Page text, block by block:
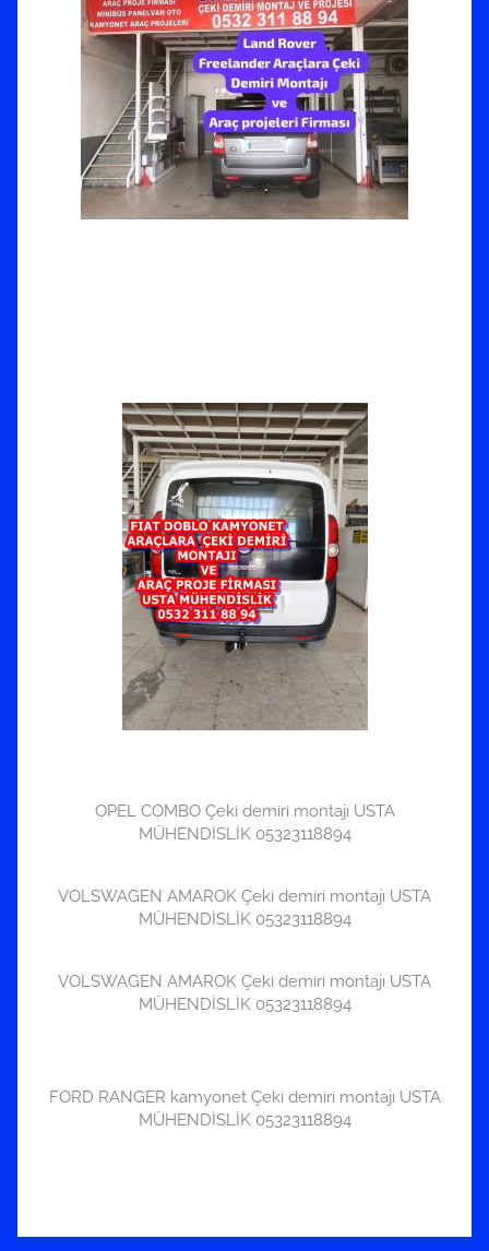
OPEL COMBO Çeki demiri montajı USTA
MÜHENDİSLİK 05323118894
VOLSWAGEN AMAROK Çeki demiri montajı USTA
MÜHENDİSLİK 05323118894
VOLSWAGEN AMAROK Çeki demiri montajı USTA
MÜHENDİSLİK 05323118894
FORD RANGER kamyonet Çeki demiri montajı USTA
MÜHENDİSLİK 05323118894